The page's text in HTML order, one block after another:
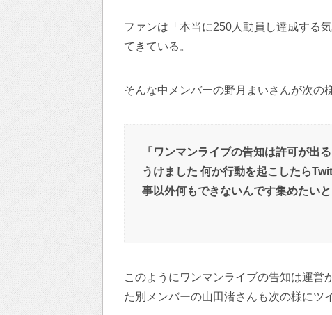
ファンは「本当に250人動員し達成する
てきている。
そんな中メンバーの野月まいさんが次の
「ワンマンライブの告知は許可が出
うけました 何か行動を起こしたら
事以外何もできないんです集めたい
このようにワンマンライブの告知は運営
た別メンバーの山田渚さんも次の様にツ